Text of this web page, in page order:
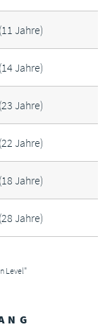
Jahre)
Jahre)
Jahre)
Jahre)
Jahre)
Jahre)
Level"